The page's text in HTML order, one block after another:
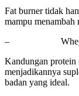
Fat burner tidak
mampu menambah
–
Kandungan protein
menjadikannya
badan yang ideal.